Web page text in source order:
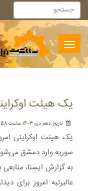
Toggle
navigation
یک هیئت
تاريخ:دهم دی 1403 ساعت 09:58
یک هیئت اوکراینی
سوریه وارد دمشق
به گزارش ایسنا،
عالیرتبه امروز برای